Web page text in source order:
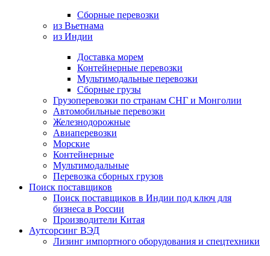
Сборные перевозки
из Вьетнама
из Индии
Доставка морем
Контейнерные перевозки
Мультимодальные перевозки
Сборные грузы
Грузоперевозки по странам СНГ и Монголии
Автомобильные перевозки
Железнодорожные
Авиаперевозки
Морские
Контейнерные
Мультимодальные
Перевозка сборных грузов
Поиск поставщиков
Поиск поставщиков в Индии под ключ для
бизнеса в России
Производители Китая
Аутсорсинг ВЭД
Лизинг импортного оборудования и спецтехники